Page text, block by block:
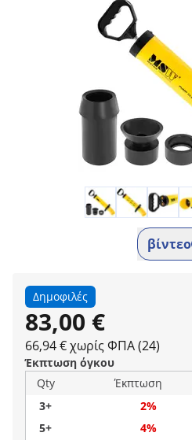
βίντεο
Δημοφιλές
83,00 €
66,94 € χωρίς ΦΠΑ (24)
Έκπτωση όγκου
Qty
Έκπτωση
3+
2%
5+
4%